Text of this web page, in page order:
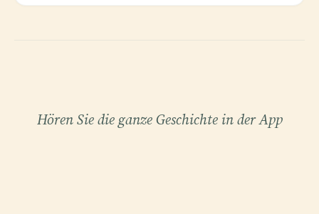
Hören Sie die ganze Geschichte in der App